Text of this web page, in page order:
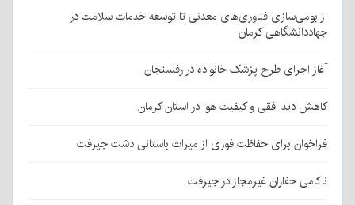
از بومی‌سازی فناوری‌های معدنی تا توسعه خدمات سلامت در
جهاددانشگاهی کرمان
آغاز اجرای طرح پزشک خانواده در رفسنجان
کاهش دید افقی و کیفیت هوا در استان کرمان
فراخوان برای حفاظت فوری از میراث باستانی دشت جیرفت
ناکامی حفاران غیرمجاز در جیرفت